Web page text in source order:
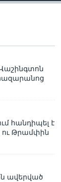
հանդիպել է
ու Թրամփին
ավերված